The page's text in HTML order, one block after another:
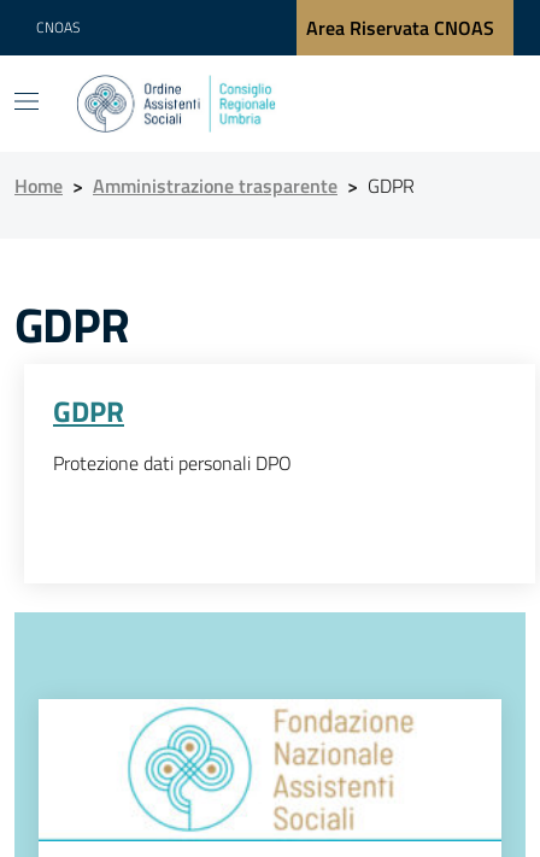
CNOAS Area Riservata CNOAS
Home > Amministrazione trasparente > GDPR
GDPR
GDPR
Protezione dati personali DPO